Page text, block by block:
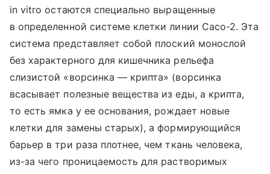
in vitro остаются специально выращенные
в определенной системе клетки линии Caco-2. Эта
система представляет собой плоский монослой
без характерного для кишечника рельефа
слизистой «ворсинка — крипта» (ворсинка
всасывает полезные вещества из еды, а крипта,
то есть ямка у ее основания, рождает новые
клетки для замены старых), а формирующийся
барьер в три раза плотнее, чем ткань человека,
из-за чего проницаемость для растворимых